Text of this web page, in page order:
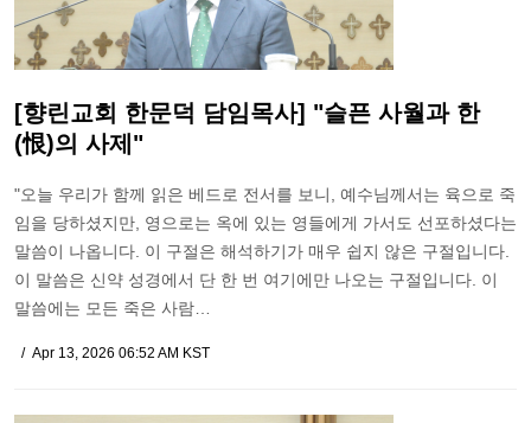
[향린교회 한문덕 담임목사] "슬픈 사월과 한
(恨)의 사제"
"오늘 우리가 함께 읽은 베드로 전서를 보니, 예수님께서는 육으로 죽
임을 당하셨지만, 영으로는 옥에 있는 영들에게 가서도 선포하셨다는
말씀이 나옵니다. 이 구절은 해석하기가 매우 쉽지 않은 구절입니다.
이 말씀은 신약 성경에서 단 한 번 여기에만 나오는 구절입니다. 이
말씀에는 모든 죽은 사람…
Apr 13, 2026 06:52 AM KST